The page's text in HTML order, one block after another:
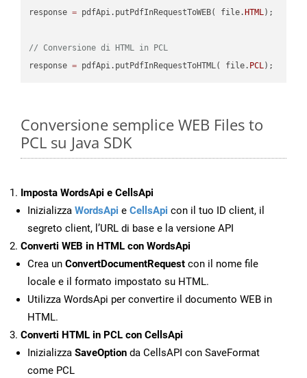
response = pdfApi.putPdfInRequestToWEB( file. HTML);
// Conversione di HTML in PCL
response = pdfApi.putPdfInRequestToHTML( file. PCL
Conversione semplice WEB Files to
PCL su Java SDK
Imposta WordsApi e CellsApi
Inizializza WordsApi e CellsApi con il tuo ID client, il
segreto client, l’URL di base e la versione API
Converti WEB in HTML con WordsApi
Crea un ConvertDocumentRequest con il nome file
locale e il formato impostato su HTML.
Utilizza WordsApi per convertire il documento WEB in
HTML.
Converti HTML in PCL con CellsApi
Inizializza SaveOption da CellsAPI con SaveFormat
come PCL